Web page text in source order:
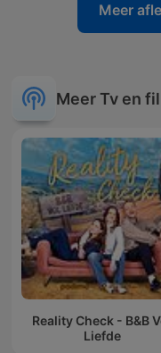
Meer
Meer Tv en
Reality Check - B&B
Liefde